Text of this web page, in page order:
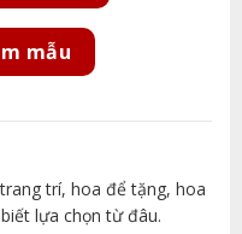
mẫu
trí, hoa để tặng, hoa
lựa chọn từ đâu.